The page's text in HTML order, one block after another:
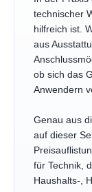
technischer
hilfreich ist.
aus
ob sich das
Anwendern
Genau aus
auf dieser
für Technik,
Haushalts-,